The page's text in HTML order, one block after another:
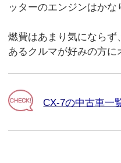
ッターのエンジンはかな
燃費はあまり気になら
あるクルマが好みの方に
CX-7の中古車一